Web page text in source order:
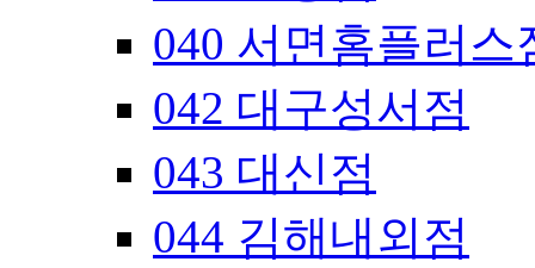
040 서면홈플러스
042 대구성서점
043 대신점
044 김해내외점